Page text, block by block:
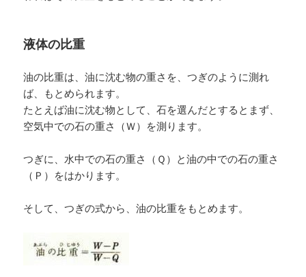
液体の比重
油の比重は、油に沈む物の重さを、つぎのように測れ
ば、もとめられます。
たとえば油に沈む物として、石を選んだとするとまず、
空気中での石の重さ（Ｗ）を測ります。
つぎに、水中での石の重さ（Ｑ）と油の中での石の重さ
（Ｐ）をはかります。
そして、つぎの式から、油の比重をもとめます。